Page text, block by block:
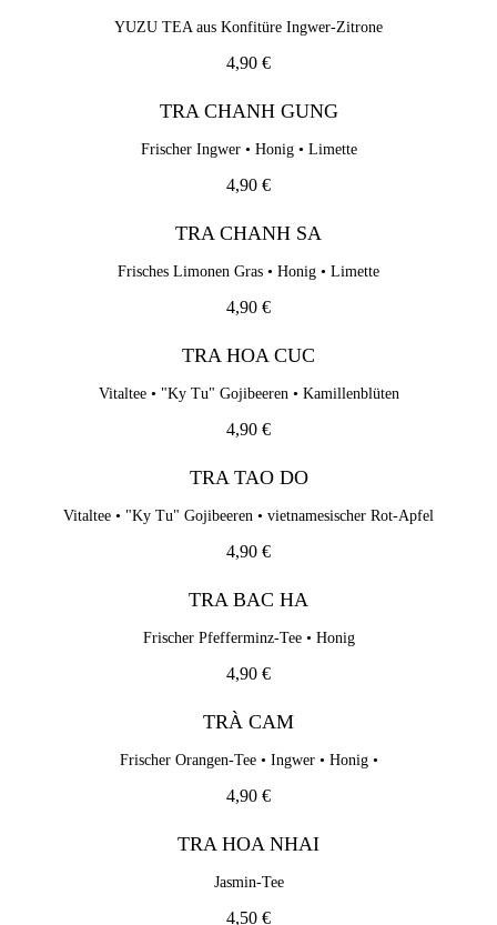
Frisches Limonen Gras • Honig • Limette
4,90 €
Vitaltee • "Ky Tu" Gojibeeren • Kamillenblüten
4,90 €
TRA TAO DO
Vitaltee • "Ky Tu" Gojibeeren • vietnamesischer Rot-Apfel
4,90 €
TRA BAC HA
Frischer Pfefferminz-Tee • Honig
TRÀ CAM
4,90 €
4,50 €
TRA XANH
Grüner Tee
4,50 €
YUZU TEA aus Konfitüre Ingwer-Zitrone
4,90 €
TRA CHANH GUNG
Frischer Ingwer • Honig • Limette
4,90 €
TRA CHANH SA
Frisches Limonen Gras • Honig • Limette
4,90 €
TRA HOA CUC
Vitaltee • "Ky Tu" Gojibeeren • Kamillenblüten
4,90 €
TRA TAO DO
Vitaltee • "Ky Tu" Gojibeeren • vietnamesischer Rot-Apfel
4,90 €
TRA BAC HA
Frischer Pfefferminz-Tee • Honig
4,90 €
TRÀ CAM
Frischer Orangen-Tee • Ingwer • Honig •
4,90 €
TRA HOA NHAI
Jasmin-Tee
4,50 €